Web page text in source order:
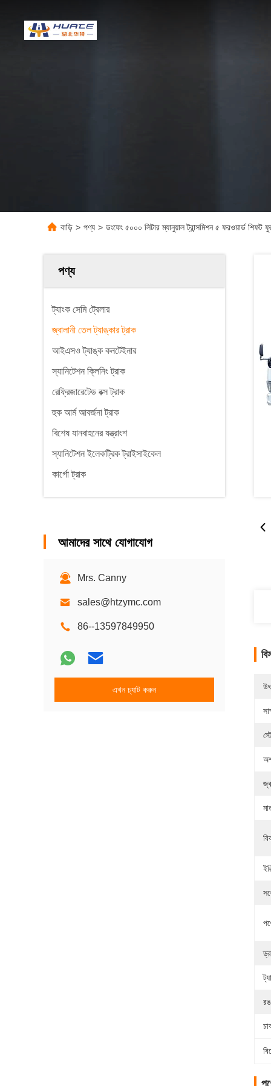
বাড়ি > পণ্য > ডংফেং ৫০০০ লিটার ম্যানুয়াল ট্রান্সমিশন ৫ ফরওয়ার্ড শিফট
পণ্য
ট্যাংক সেমি ট্রেলার
জ্বালানী তেল ট্যাঙ্কার ট্রাক
আইএসও ট্যাঙ্ক কনটেইনার
স্যানিটেশন ক্লিনিং ট্রাক
রেফ্রিজারেটেড বক্স ট্রাক
হুক আর্ম আবর্জনা ট্রাক
বিশেষ যানবাহনের যন্ত্রাংশ
স্যানিটেশন ইলেকট্রিক ট্রাইসাইকেল
কার্গো ট্রাক
আমাদের সাথে যোগাযোগ
Mrs. Canny
sales@htzymc.com
86--13597849950
এখন চ্যাট করুন